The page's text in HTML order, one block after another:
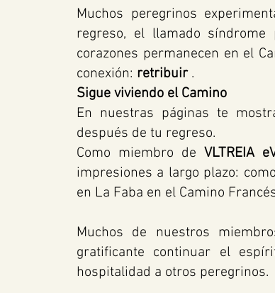
Muchos peregrinos
regreso, el llamado síndrome
corazones permanecen en el
conexión: retribuir.
Sigue viviendo el Camino
En nuestras páginas te
después de tu regreso.
Como miembro de VLTREIA
impresiones a largo plazo: como
en La Faba en el Camino
Muchos de nuestros
gratificante continuar el
hospitalidad a otros peregrinos.